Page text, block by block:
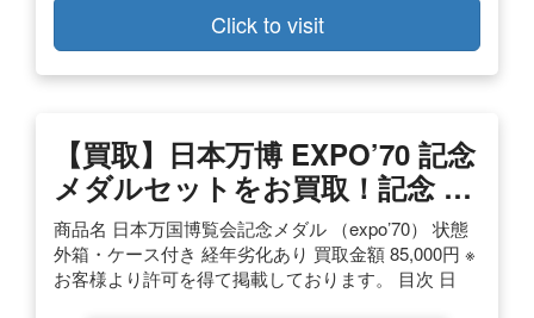
Click to visit
【買取】日本万博 EXPO’70 記念
メダルセットをお買取！記念 …
商品名 日本万国博覧会記念メダル （expo’70） 状態
外箱・ケース付き 経年劣化あり 買取金額 85,000円 ※
お客様より許可を得て掲載しております。 目次 日